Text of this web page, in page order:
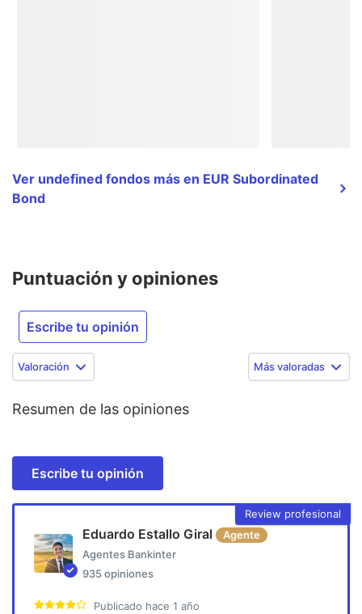
Ver undefined fondos más en EUR Subordinated
Bond
Puntuación y opiniones
Escribe tu opinión
Valoración Más valoradas
Resumen de las opiniones
Escribe tu opinión
Review profesional
Eduardo Estallo Giral
Agente
Agentes Bankinter
935 opiniones
Publicado hace 1 año